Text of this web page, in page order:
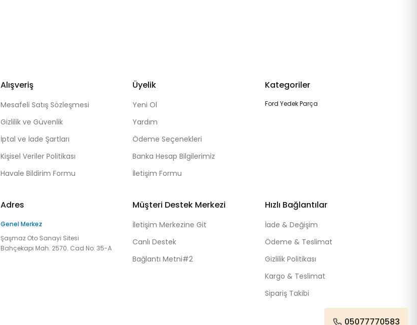
Alışveriş
Mesafeli Satış Sözleşmesi
Gizlilik ve Güvenlik
İptal ve İade Şartları
Kişisel Veriler Politikası
Havale Bildirim Formu
Üyelik
Yeni Ol
Yardım
Ödeme Seçenekleri
Banka Hesap Bilgilerimiz
İletişim Formu
Kategoriler
Ford Yedek Parça
Adres
Genel Merkez
Şaşmaz Oto Sanayi Sitesi
Bahçekapı Mah. 2570. Cad No: 35-A
Müşteri Destek Merkezi
İletişim Merkezine Git
Canlı Destek
Bağlantı Metni#2
Hızlı Bağlantılar
İade & Değişim
Ödeme & Teslimat
Gizlilik Politikası
Kargo & Teslimat
Sipariş Takibi
05077770583